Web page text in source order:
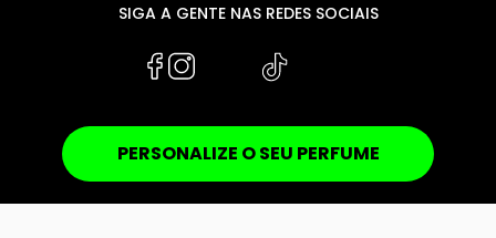
SIGA A GENTE NAS REDES SOCIAIS
PERSONALIZE O SEU PERFUME